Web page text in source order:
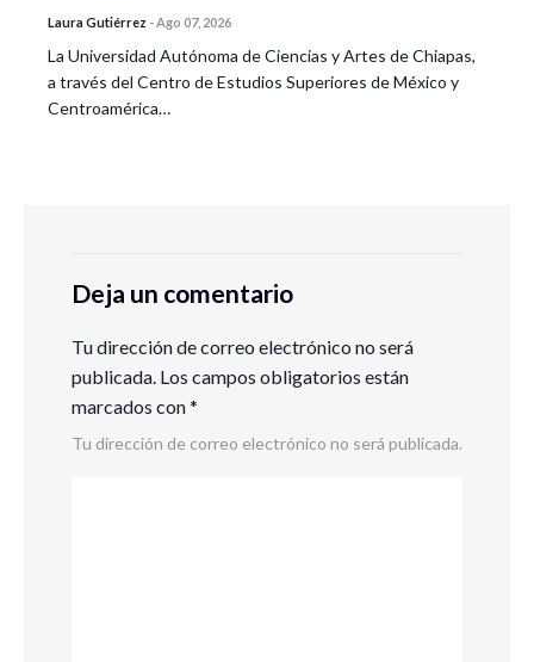
Laura Gutiérrez -Ago 07, 2026
La Universidad Autónoma de Ciencias y Artes de Chiapas,
a través del Centro de Estudios Superiores de México y
Centroamérica…
Deja un comentario
Tu dirección de correo electrónico no será
publicada. Los campos obligatorios están
marcados con*
Tu dirección de correo electrónico no será publicada.